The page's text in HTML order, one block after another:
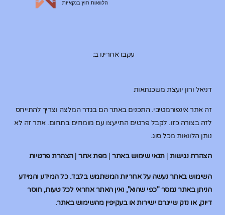
דניאל ורון יועצת משכנתאות
זה אתר אינפורמטיבי. התכנים באתר הם בגדר המלצה וצריך להתייחס
לזה בצורה כזו. לקבל פרטים התייעצו עם מומחים בתחום. אתר זה לא
נותן הלוואות מכל סוג.
הצהרת נגישות|תנאי שימוש באתר|מפת אתר|הצהרת פרטיות
השימוש באתר נעשה על אחריות המשתמש בלבד. כל המידע והמידע
הניתן באתר נמסר "כפי שהוא", ואין האתר אחראי לכל טעות, חוסר
דיוק, או נזק שייגרם ישירות או בעקיפין מהשימוש באתר.
עקבו אחרינו ב: